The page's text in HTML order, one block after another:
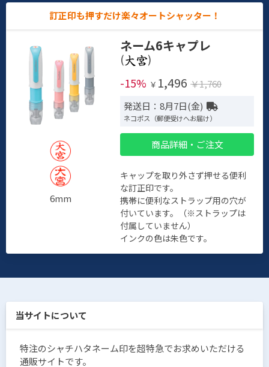
訂正印も押すだけ楽々オートシャッター！
6mm
ネーム6キャプレ
(
)
-15% ￥ 1,496 ￥1,760
発送日：8月7日(金)
ネコポス（郵便受けへお届け）
商品詳細・ご注文
キャップを取り外さず押せる便利
な訂正印です。
携帯に便利なストラップ用の穴が
付いています。（※ストラップは
付属していません）
インクの色は朱色です。
当サイトについて
特注のシャチハタネーム印を超特急でお求めいただける
通販サイトです。